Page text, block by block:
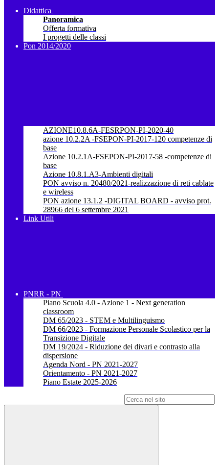
Didattica
Panoramica
Offerta formativa
I progetti delle classi
Pon 2014/2020
AZIONE10.8.6A-FESRPON-PI-2020-40
azione 10.2.2A -FSEPON-PI-2017-120 competenze di
base
Azione 10.2.1A-FSEPON-PI-2017-58 -competenze di
base
Azione 10.8.1.A3-Ambienti digitali
PON avviso n. 20480/2021-realizzazione di reti cablate
e wireless
PON azione 13.1.2 -DIGITAL BOARD - avviso prot.
28966 del 6 settembre 2021
Link Utili
PNRR - PN
Piano Scuola 4.0 - Azione 1 - Next generation
classroom
DM 65/2023 - STEM e Multilinguismo
DM 66/2023 - Formazione Personale Scolastico per la
Transizione Digitale
DM 19/2024 - Riduzione dei divari e contrasto alla
dispersione
Agenda Nord - PN 2021-2027
Orientamento - PN 2021-2027
Piano Estate 2025-2026